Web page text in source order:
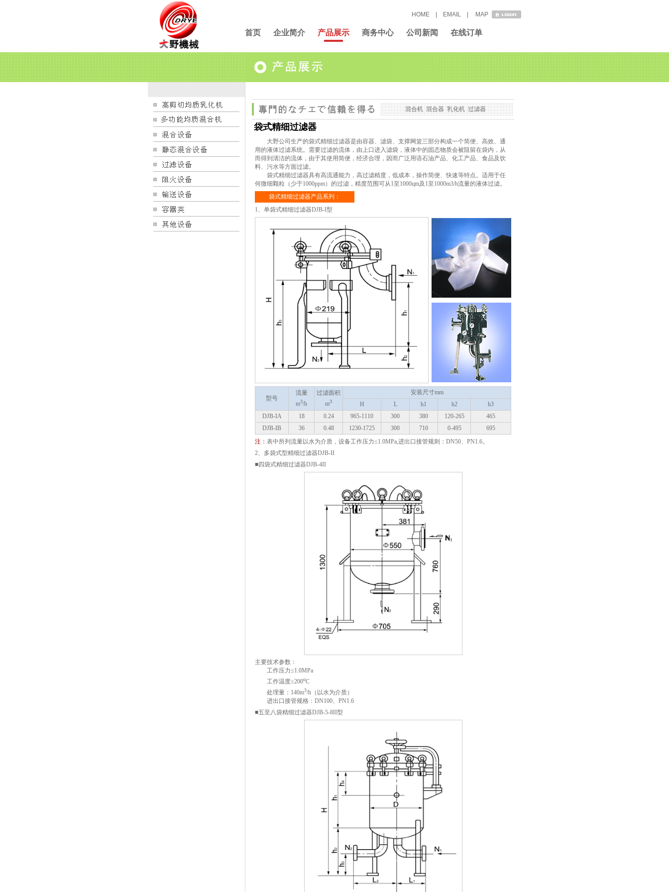
HOME EMAIL MAP
首页 企业简介 产品展示 商务中心 公司新闻 在线订单
混合机_混合器_乳化机_过滤器_
袋式精细过滤器
大野公司生产的袋式精细过滤器是由容器、滤袋、支撑网篮三部分构成一个简便、高效、通
用的液体过滤系统。需要过滤的流体，由上口进入滤袋，液体中的固态物质会被阻留在袋内，从
而得到清洁的流体，由于其使用简便，经济合理，因而广泛用语石油产品、化工产品、食品及饮
料、污水等方面过滤。
袋式精细过滤器具有高流通能力，高过滤精度，低成本，操作简便、快速等特点。适用于任
何微细颗粒（少于1000ppm）的过滤，精度范围可从1至1000цm及1至1000m3/h流量的液体过滤。
袋式精细过滤器产品系列：
1、单袋式精细过滤器DJB-I型
型号
流量
m3/h
过滤面积
m3
安装尺寸mm
H
L h1 h2
h3
DJB-IA
18 0.24 965-1110 300 380 120-265
465
DJB-IB
36 0.48 1230-1725 300 710 0-495
695
注： 表中所列流量以水为介质，设备工作压力≤1.0MPa,进出口接管规则：DN50、PN1.6。
2、多袋式型精细过滤器DJB-II
■四袋式精细过滤器DJB-4II
主要技术参数：
工作压力≤1.0MPa
工作温度≤200oC
处理量：140m3/h（以水为介质）
进出口接管规格：DN100、PN1.6
■五至八袋精细过滤器DJB-5-8II型